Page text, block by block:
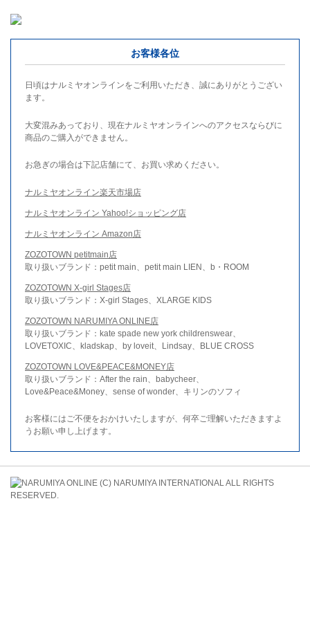
お客様各位
日頃はナルミヤオンラインをご利用いただき、誠にありがとうござい
ます。
大変混みあっており、現在ナルミヤオンラインへのアクセスならびに
商品のご購入ができません。
お急ぎの場合は下記店舗にて、お買い求めください。
ナルミヤオンライン楽天市場店
ナルミヤオンライン Yahoo!ショッピング店
ナルミヤオンライン Amazon店
ZOZOTOWN petitmain店
取り扱いブランド：petit main、petit main LIEN、b・ROOM
ZOZOTOWN X-girl Stages店
取り扱いブランド：X-girl Stages、XLARGE KIDS
ZOZOTOWN NARUMIYA ONLINE店
取り扱いブランド：kate spade new york childrenswear、
LOVETOXIC、kladskap、by loveit、Lindsay、BLUE CROSS
ZOZOTOWN LOVE&PEACE&MONEY店
取り扱いブランド：After the rain、babycheer、
Love&Peace&Money、sense of wonder、キリンのソフィ
お客様にはご不便をおかけいたしますが、何卒ご理解いただきますよ
うお願い申し上げます。